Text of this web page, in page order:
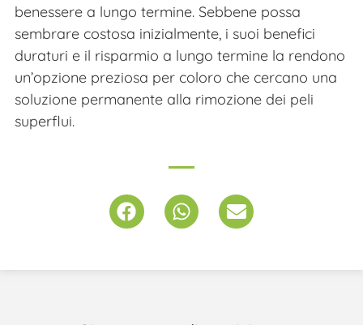
benessere a lungo termine. Sebbene possa
sembrare costosa inizialmente, i suoi benefici
duraturi e il risparmio a lungo termine la rendono
un’opzione preziosa per coloro che cercano una
soluzione permanente alla rimozione dei peli
superflui.